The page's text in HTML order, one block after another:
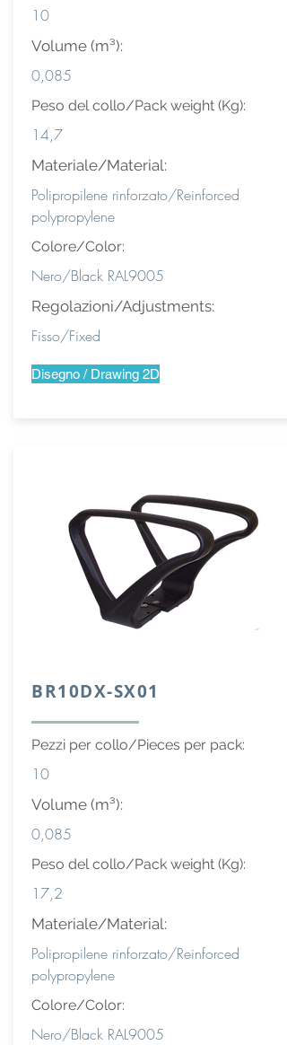
10
Volume (m³):
0,085
Peso del collo/Pack weight (Kg):
14,7
Materiale/Material:
Polipropilene rinforzato/Reinforced
polypropylene
Colore/Color:
Nero/Black RAL9005
Regolazioni/Adjustments:
Fisso/Fixed
Disegno / Drawing 2D
BR10DX-SX01
Pezzi per collo/Pieces per pack:
10
Volume (m³):
0,085
Peso del collo/Pack weight (Kg):
17,2
Materiale/Material:
Polipropilene rinforzato/Reinforced
polypropylene
Colore/Color:
Nero/Black RAL9005